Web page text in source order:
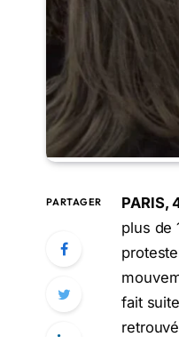
PARTAGER PARIS,
plus de
fait